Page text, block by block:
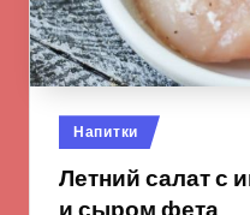
Опубликовано
в
Напитки
Летний салат с
и сыром фета